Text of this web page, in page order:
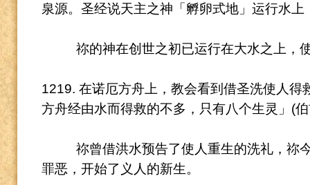
泉源。圣经说天主之神「孵卵式地」运行水上
祢的神在创世之初已运行在大水之上，
1219. 在诺厄方舟上，教会看到借圣洗使人得
方舟经由水而得救的不多，只有八个生灵」(
祢曾借洪水预告了使人重生的洗礼，祢
罪恶，开始了义人的新生。